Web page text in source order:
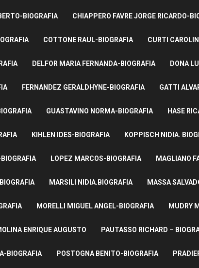
BIOGRAFIA CHIAPPERO FAVRE JORGE RICARDO-
COTTONE RAUL-BIOGRAFIA CURTI
DELFOR MARIA FERNANDA-BIOGRAFIA DONA
FERNANDEZ GERALDHYNE-BIOGRAFIA GATTI
GUASTAVINO NORMA-BIOGRAFIA HASE
KIHLEN IDES-BIOGRAFIA KOPPISCH NIDIA.
LOPEZ MARCOS-BIOGRAFIA MAGLIANO
MARSILI NIDIA.BIOGRAFIA MASSA
MORELLI MIGUEL ANGEL-BIOGRAFIA MUDRY
ENRIQUE AUGUSTO PAUTASSO RICHARD –
BIOGRAFIA POSTOGNA BENITO-BIOGRAFIA